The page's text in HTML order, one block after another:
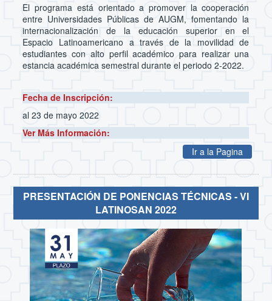
El programa está orientado a promover la cooperación
entre Universidades Públicas de AUGM, fomentando la
internacionalización de la educación superior en el
Espacio Latinoamericano a través de la movilidad de
estudiantes con alto perfil académico para realizar una
estancia académica semestral durante el periodo 2-2022.
Fecha de Inscripción:
al 23 de mayo 2022
Ver Más Información:
Ir a la Pagina
PRESENTACIÓN DE PONENCIAS TÉCNICAS - VI
LATINOSAN 2022